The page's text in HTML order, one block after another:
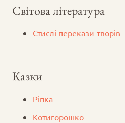
Світова література
Стислі перекази творів
Казки
Ріпка
Котигорошко